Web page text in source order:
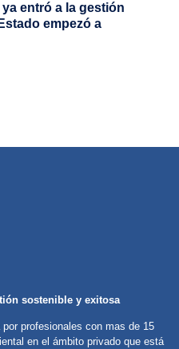
entró a la gestión
empezó a
sostenible y exitosa
profesionales con mas de 15
en el ámbito privado que está